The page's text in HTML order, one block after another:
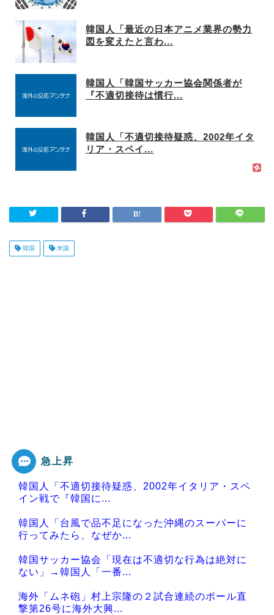
韓国人「最近の日本アニメ業界の勢力
図を変えたと言わ...
韓国人「韓国サッカー協会関係者が
『不適切接待は慣行...
韓国人「不適切接待疑惑、2002年イタ
リア・スペイ...
韓国 米国
急上昇
韓国人「不適切接待疑惑、2002年イタリア・スペ
イン戦で『韓国に...
韓国人「台風で品不足になった沖縄のスーパーに
行ってみたら、なぜか...
韓国サッカー協会「現在は不適切な行為は絶対に
ない」→韓国人「一番...
海外「ムネ砲」村上宗隆の２試合連続のポール直
撃第26号に海外大興...